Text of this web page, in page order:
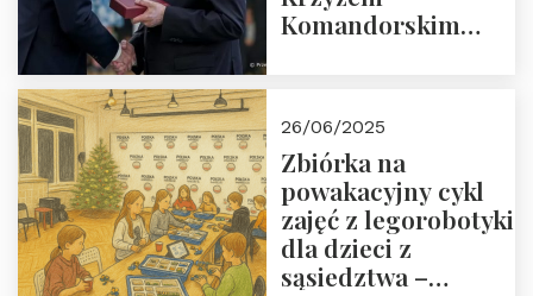
Komandorskim
26/06/2025
Zbiórka na
powakacyjny cykl
zajęć z legorobotyki
dla dzieci z
sąsiedztwa –